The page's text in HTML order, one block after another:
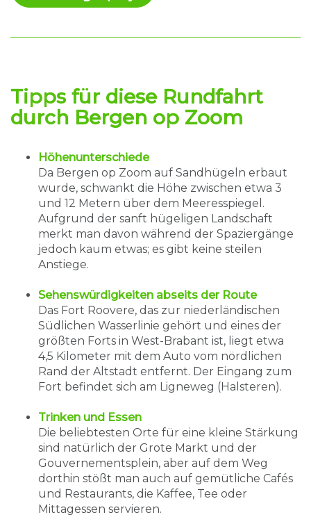
Tipps für diese Rundfahrt
durch Bergen op Zoom
Höhenunterschiede
Da Bergen op Zoom auf Sandhügeln erbaut
wurde, schwankt die Höhe zwischen etwa 3
und 12 Metern über dem Meeresspiegel.
Aufgrund der sanft hügeligen Landschaft
merkt man davon während der Spaziergänge
jedoch kaum etwas; es gibt keine steilen
Anstiege.
Sehenswürdigkeiten abseits der Route
Das Fort Roovere, das zur niederländischen
Südlichen Wasserlinie gehört und eines der
größten Forts in West-Brabant ist, liegt etwa
4,5 Kilometer mit dem Auto vom nördlichen
Rand der Altstadt entfernt. Der Eingang zum
Fort befindet sich am Ligneweg (Halsteren).
Trinken und Essen
Die beliebtesten Orte für eine kleine Stärkung
sind natürlich der Grote Markt und der
Gouvernementsplein, aber auf dem Weg
dorthin stößt man auch auf gemütliche Cafés
und Restaurants, die Kaffee, Tee oder
Mittagessen servieren.